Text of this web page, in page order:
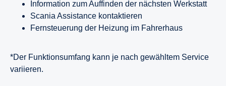
Information zum Auffinden der nächsten Werkstatt
Scania Assistance kontaktieren
Fernsteuerung der Heizung im Fahrerhaus
*Der Funktionsumfang kann je nach gewähltem Service
variieren.